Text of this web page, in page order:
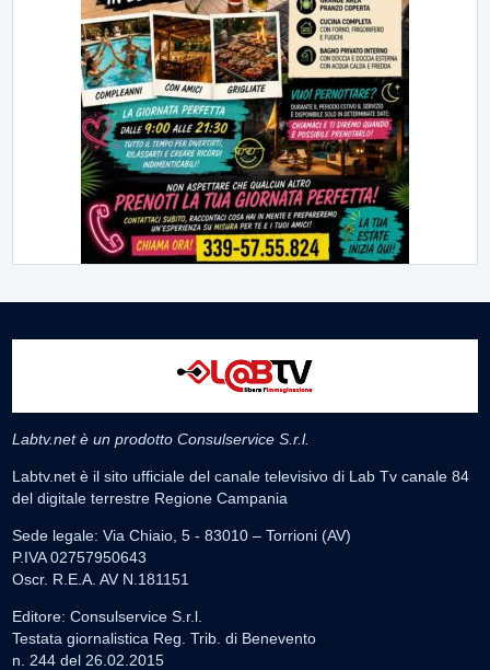
Labtv.net è un prodotto Consulservice S.r.l.
Labtv.net è il sito ufficiale del canale televisivo di Lab Tv canale 84
del digitale terrestre Regione Campania
Sede legale: Via Chiaio, 5 - 83010 – Torrioni (AV)
P.IVA 02757950643
Oscr. R.E.A. AV N.181151
Editore: Consulservice S.r.l.
Testata giornalistica Reg. Trib. di Benevento
n. 244 del 26.02.2015